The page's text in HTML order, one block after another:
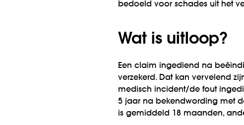
bedoeld voor schades uit het
Wat is uitloop?
Een claim ingediend na
verzekerd. Dat kan vervelend
medisch incident/de fout
5 jaar na bekend­wording met
is gemiddeld 18 maanden,